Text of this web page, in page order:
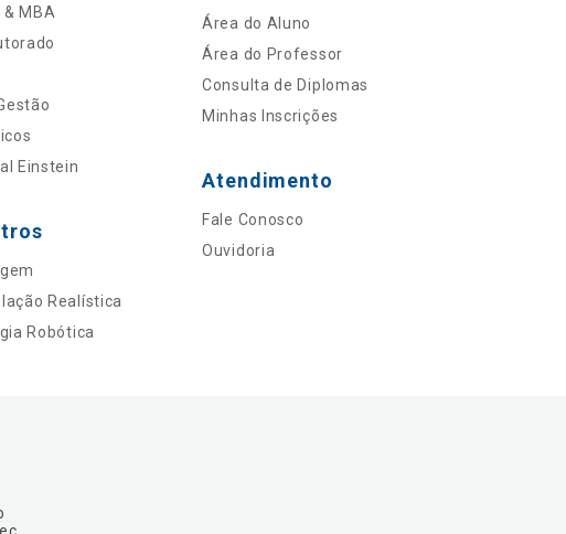
MBA
Einstein
Realística
Robótica
Área do Aluno
Área do Professor
Consulta de Diplomas
Minhas Inscrições
Atendimento
Fale Conosco
Ouvidoria